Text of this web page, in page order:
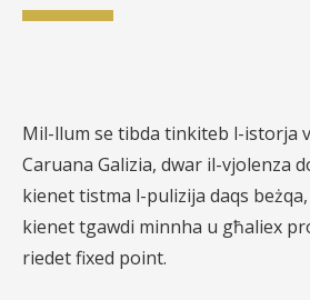
Mil-llum se tibda tinkiteb l-istorja
Caruana Galizia, dwar il-vjolenza
kienet tistma l-pulizija daqs
kienet tgawdi minnha u għaliex
riedet fixed point.